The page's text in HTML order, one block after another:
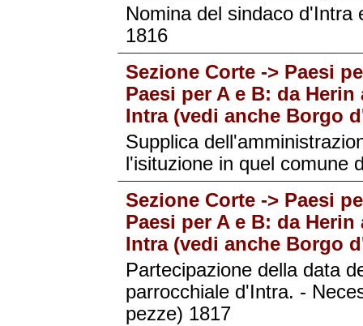
Nomina del sindaco d'Intra
1816
Sezione Corte -> Paesi
Paesi per A e B: da
Intra (vedi anche Borgo
Supplica
l'isituzione in quel comune
Sezione Corte -> Paesi
Paesi per A e B: da
Intra (vedi anche Borgo
Partecipazione della data
parrocchiale d'Intra. -
pezze) 1817